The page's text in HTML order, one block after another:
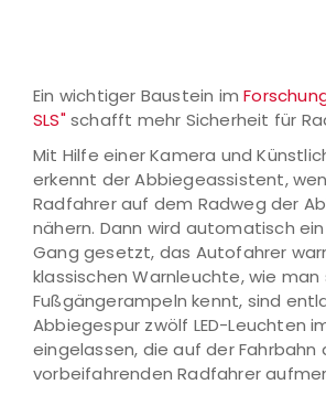
Ein wichtiger Baustein im
SLS"schafft mehr Sicherheit für
Mit Hilfe einer Kamera und
erkennt der Abbiegeassistent,
Radfahrer auf dem Radweg der
nähern. Dann wird automatisch
Gang gesetzt, das Autofahrer
klassischen Warnleuchte, wie
Fußgängerampeln kennt, sind
Abbiegespur zwölf LED-Leuchten
eingelassen, die auf der Fahrbahn
vorbeifahrenden Radfahrer